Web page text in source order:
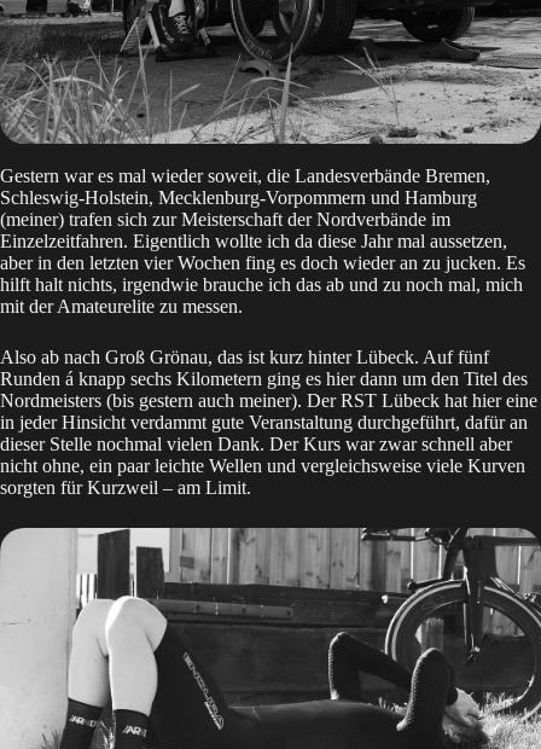
Gestern war es mal wieder soweit, die Landesverbände Bremen,
Schleswig-Holstein, Mecklenburg-Vorpommern und Hamburg
(meiner) trafen sich zur Meisterschaft der Nordverbände im
Einzelzeitfahren. Eigentlich wollte ich da diese Jahr mal aussetzen,
aber in den letzten vier Wochen fing es doch wieder an zu jucken. Es
hilft halt nichts, irgendwie brauche ich das ab und zu noch mal, mich
mit der Amateurelite zu messen.
Also ab nach Groß Grönau, das ist kurz hinter Lübeck. Auf fünf
Runden á knapp sechs Kilometern ging es hier dann um den Titel des
Nordmeisters (bis gestern auch meiner). Der RST Lübeck hat hier eine
in jeder Hinsicht verdammt gute Veranstaltung durchgeführt, dafür an
dieser Stelle nochmal vielen Dank. Der Kurs war zwar schnell aber
nicht ohne, ein paar leichte Wellen und vergleichsweise viele Kurven
sorgten für Kurzweil – am Limit.